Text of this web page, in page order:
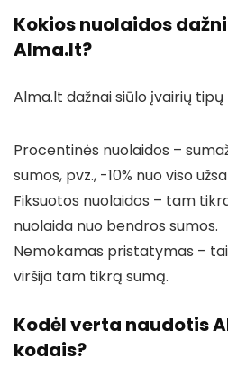
Kokios nuolaidos
Alma.lt?
Alma.lt dažnai siūlo įvairių tipų
Procentinės nuolaidos –
sumos, pvz., -10% nuo viso
Fiksuotos nuolaidos – tam
nuolaida nuo bendros sumos.
Nemokamas pristatymas –
viršija tam tikrą sumą.
Kodėl verta naudotis
kodais?